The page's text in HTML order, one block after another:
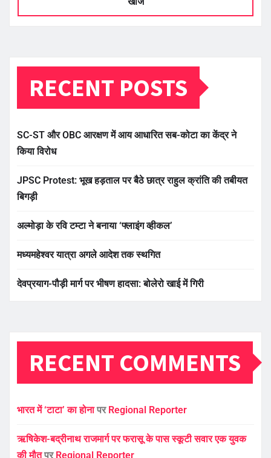
RECENT POSTS
SC-ST और OBC आरक्षण में आय आधारित सब-कोटा का केंद्र ने
किया विरोध
JPSC Protest: भूख हड़ताल पर बैठे छात्र राहुल क्रांति की तबीयत
बिगड़ी
अल्मोड़ा के रवि टम्टा ने बनाया ‘फ्लाइंग व्हीकल’
मध्यमहेश्वर यात्रा अगले आदेश तक स्थगित
देवप्रयाग-पौड़ी मार्ग पर भीषण हादसा: बोलेरो खाई में गिरी
RECENT COMMENTS
भारत में ‘टाटा’ का होनापर Regional Reporter
ऋषिकेश-बद्रीनाथ राजमार्ग पर फरासू के पास स्कूटी सवार एक युवक
की मौतपर Regional Reporter